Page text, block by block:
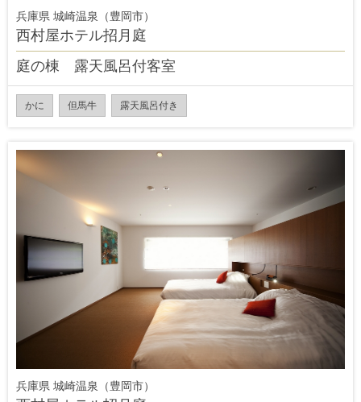
兵庫県 城崎温泉（豊岡市）
西村屋ホテル招月庭
庭の棟 露天風呂付客室
かに 但馬牛 露天風呂付き
兵庫県 城崎温泉（豊岡市）